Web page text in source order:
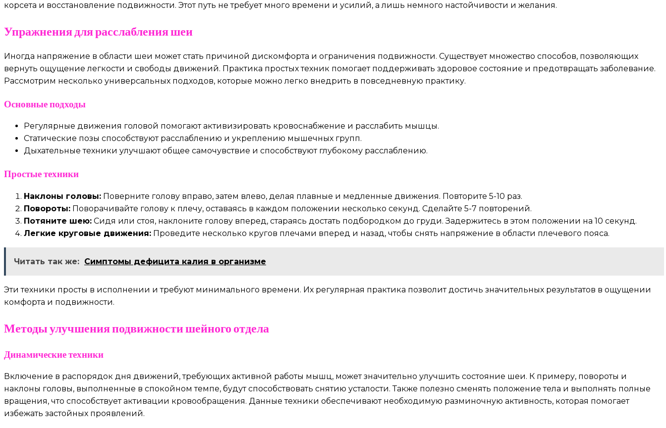
корсета и восстановление подвижности. Этот путь не требует много времени и усилий, а лишь немного настойчивости и желания.
Упражнения для расслабления шеи
Иногда напряжение в области шеи может стать причиной дискомфорта и ограничения подвижности. Существует множество способов, позволяющих
вернуть ощущение легкости и свободы движений. Практика простых техник помогает поддерживать здоровое состояние и предотвращать заболевание.
Рассмотрим несколько универсальных подходов, которые можно легко внедрить в повседневную практику.
Основные подходы
Регулярные движения головой помогают активизировать кровоснабжение и расслабить мышцы.
Статические позы способствуют расслаблению и укреплению мышечных групп.
Дыхательные техники улучшают общее самочувствие и способствуют глубокому расслаблению.
Простые техники
Наклоны головы: Поверните голову вправо, затем влево, делая плавные и медленные движения. Повторите 5-10 раз.
Повороты: Поворачивайте голову к плечу, оставаясь в каждом положении несколько секунд. Сделайте 5-7 повторений.
Потяните шею: Сидя или стоя, наклоните голову вперед, стараясь достать подбородком до груди. Задержитесь в этом положении на 10 секунд.
Легкие круговые движения: Проведите несколько кругов плечами вперед и назад, чтобы снять напряжение в области плечевого пояса.
Читать так же: Симптомы дефицита калия в организме
Эти техники просты в исполнении и требуют минимального времени. Их регулярная практика позволит достичь значительных результатов в ощущении
комфорта и подвижности.
Методы улучшения подвижности шейного отдела
Динамические техники
Включение в распорядок дня движений, требующих активной работы мышц, может значительно улучшить состояние шеи. К примеру, повороты и
наклоны головы, выполненные в спокойном темпе, будут способствовать снятию усталости. Также полезно сменять положение тела и выполнять полные
вращения, что способствует активации кровообращения. Данные техники обеспечивают необходимую разминочную активность, которая помогает
избежать застойных проявлений.